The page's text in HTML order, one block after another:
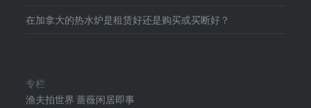
在加拿大的热水炉是租赁好还是购买或买断好？
专栏
渔夫拍世界蔷薇闲居即事